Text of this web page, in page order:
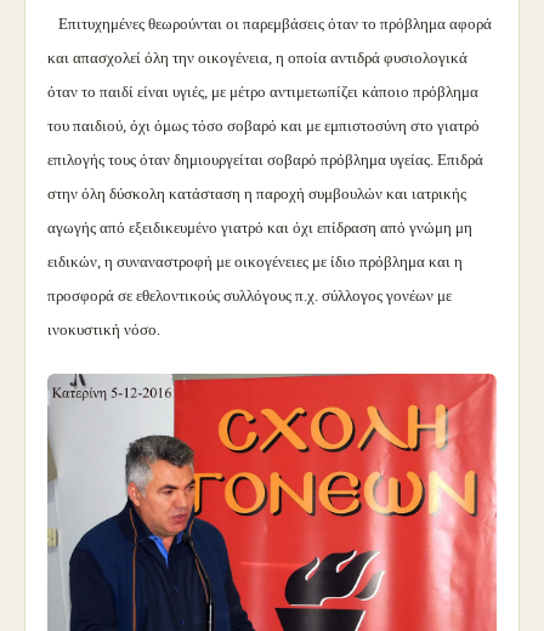
Επιτυχημένες θεωρούνται οι παρεμβάσεις όταν το πρόβλημα αφορά
και απασχολεί όλη την οικογένεια, η οποία αντιδρά φυσιολογικά
όταν το παιδί είναι υγιές, με μέτρο αντιμετωπίζει κάποιο πρόβλημα
του παιδιού, όχι όμως τόσο σοβαρό και με εμπιστοσύνη στο γιατρό
επιλογής τους όταν δημιουργείται σοβαρό πρόβλημα υγείας. Επιδρά
στην όλη δύσκολη κατάσταση η παροχή συμβουλών και ιατρικής
αγωγής από εξειδικευμένο γιατρό και όχι επίδραση από γνώμη μη
ειδικών, η συναναστροφή με οικογένειες με ίδιο πρόβλημα και η
προσφορά σε εθελοντικούς συλλόγους π.χ. σύλλογος γονέων με
ινοκυστική νόσο.